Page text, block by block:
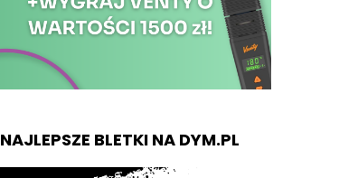
NAJLEPSZE BLETKI NA DYM.PL